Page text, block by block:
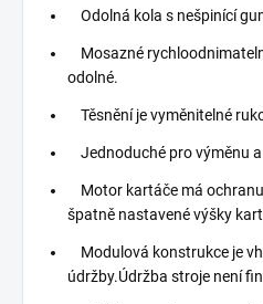
Odolná kola s nešpinící
Mosazné
odolné.
Těsnění je vyměnitelné
Jednoduché pro výměnu
Motor kartáče má
špatně nastavené výšky
Modulová konstrukce je
údržby.Údržba stroje není